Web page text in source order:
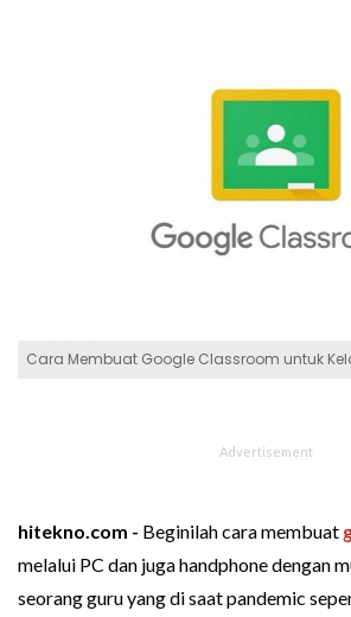
Cara Membuat Google Classroom untuk
hitekno.com - Beginilah cara membuat
melalui PC dan juga handphone dengan
seorang guru yang di saat pandemic